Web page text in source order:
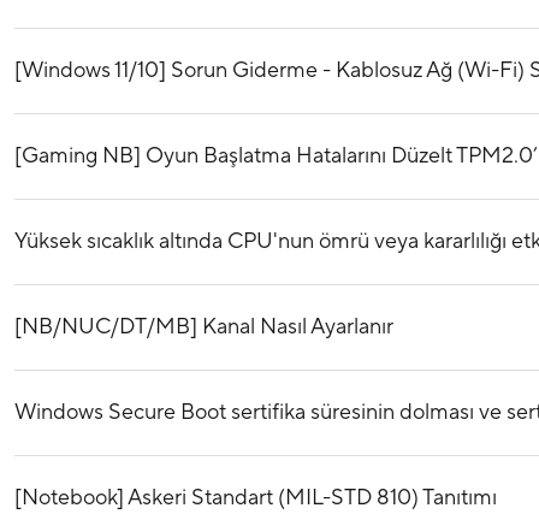
[Windows 11/10] Sorun Giderme - Kablosuz Ağ (Wi-Fi)
[Gaming NB] Oyun Başlatma Hatalarını Düzelt
Yüksek sıcaklık altında CPU'nun ömrü veya kararlılığı
[NB/NUC/DT/MB] Kanal Nasıl Ayarlanır
Windows Secure Boot sertifika süresinin dolması ve
[Notebook] Askeri Standart (MIL-STD 810) Tanıtımı